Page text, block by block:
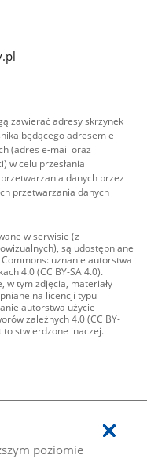
poziomie
zawierać adresy skrzynek
będącego adresem e-
(adres e-mail oraz
w celu przesłania
danych przez
przetwarzania danych
w serwisie (z
są udostępniane
uznanie autorstwa
4.0 (CC BY-SA 4.0).
w tym zdjęcia, materiały
na licencji typu
autorstwa użycie
zależnych 4.0 (CC BY-
to stwierdzone inaczej.